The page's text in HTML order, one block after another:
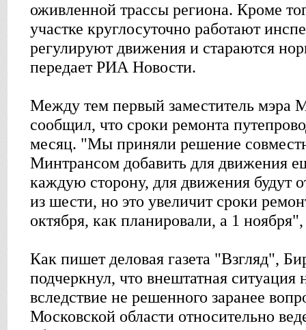
оживленной трассы региона. Кроме
участке круглосуточно работают
регулируют движения и стараются
передает РИА Новости.
Между тем первый заместитель мэра
сообщил, что сроки ремонта
месяц. "Мы приняли решение
Минтрансом добавить для движения
каждую сторону, для движения будут
из шести, но это увеличит сроки
октября, как планировали, а 1
Как пишет деловая газета "Взгляд",
подчеркнул, что внештатная ситуация
вследствие не решенного заранее
Московской области относительно